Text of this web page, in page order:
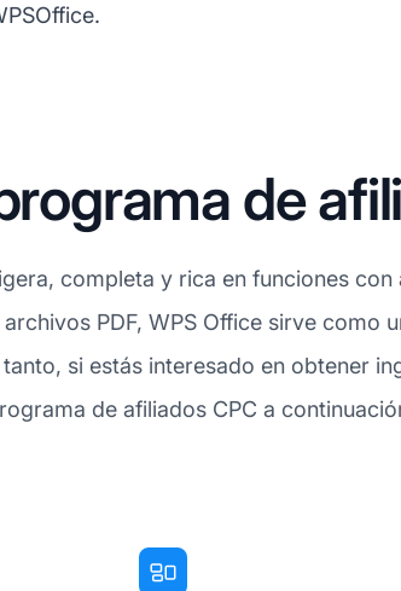
de
completa y rica en funciones
PDF, WPS Office sirve
si estás interesado en obtener
de afiliados CPC a